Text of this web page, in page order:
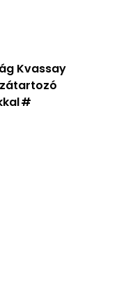
Kvassay